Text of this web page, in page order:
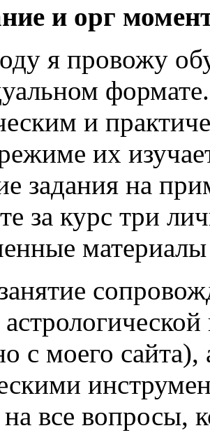
и орг
я провожу
и
их
задания на
за курс три
с моего
все вопросы,